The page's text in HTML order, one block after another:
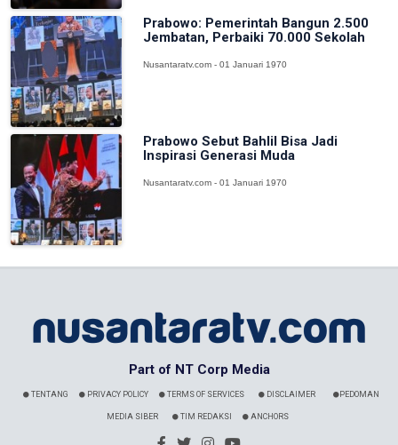
Prabowo: Pemerintah Bangun 2.500
Jembatan, Perbaiki 70.000 Sekolah
Nusantaratv.com - 01 Januari 1970
Prabowo Sebut Bahlil Bisa Jadi
Inspirasi Generasi Muda
Nusantaratv.com - 01 Januari 1970
Part of NT Corp Media
TENTANG PRIVACY POLICY TERMS OF SERVICES DISCLAIMER PEDOMAN
MEDIA SIBER TIM REDAKSI ANCHORS